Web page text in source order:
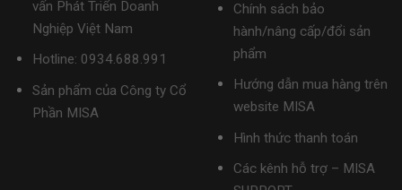
Download
vấn Phát Triển Doanh
Nghiệp Việt Nam
Hotline: 0934.688.991
Sản phẩm của Công ty Cổ
Phần MISA
Chính sách bảo
hành/nâng cấp/đổi sản
phẩm
Hướng dẫn mua hàng trên
website MISA
Hình thức thanh toán
Các kênh hỗ trợ – MISA